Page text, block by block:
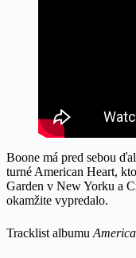
Boone má pred sebou
turné American Heart,
Garden v New Yorku a
okamžite vypredalo.
Tracklist albumu